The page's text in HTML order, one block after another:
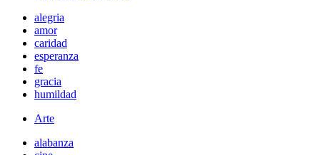
alegria
amor
caridad
esperanza
fe
gracia
humildad
Arte
alabanza